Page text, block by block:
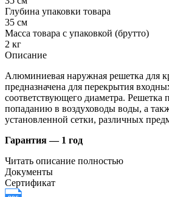
Глубина упаковки товара
35 см
Масса товара с упаковкой (брутто)
2 кг
Описание
Алюминиевая наружная решетка для
предназначена для перекрытия
соответствующего диаметра. Решетка
попаданию в воздуховоды воды, а
установленной сетки, различных
Гарантия — 1 год
Читать описание полностью
Документы
Сертификат